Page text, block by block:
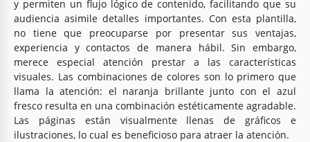
y permiten un flujo lógico de contenido, facilitando que su
audiencia asimile detalles importantes. Con esta plantilla,
no tiene que preocuparse por presentar sus ventajas,
experiencia y contactos de manera hábil. Sin embargo,
merece especial atención prestar a las características
visuales. Las combinaciones de colores son lo primero que
llama la atención: el naranja brillante junto con el azul
fresco resulta en una combinación estéticamente agradable.
Las páginas están visualmente llenas de gráficos e
ilustraciones, lo cual es beneficioso para atraer la atención.